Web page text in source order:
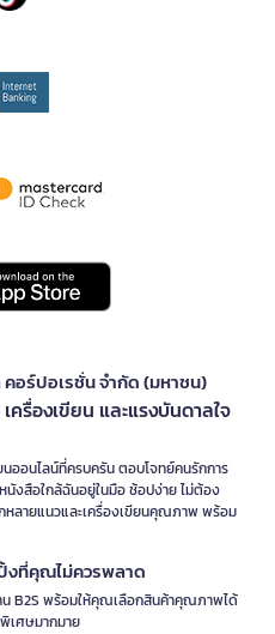
คอร์ปอเรชั่น จำกัด (มหาชน)
รื่องเขียน และแรงบันดาลใจ
ออนไลน์ที่ครบครัน ตอบโจทย์คนรักการ
นังสือใกล้ฉันอยู่ในมือ ช้อปง่าย ไม่ต้อง
หลายแนวและเครื่องเขียนคุณภาพ พร้อม
งที่คุณไม่ควรพลาด
น B2S พร้อมให้คุณเลือกสินค้าคุณภาพได้
เศษมากมาย